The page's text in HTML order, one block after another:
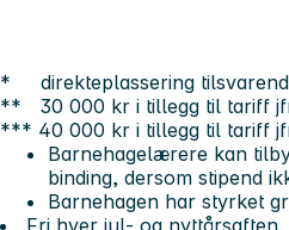
* direkteplassering
** 30 000 kr i tillegg til tariff
*** 40 000 kr i tillegg til tariff
Barnehagelærere kan
binding, dersom stipend
Barnehagen har styrket
Fri hver jul- og nyttårsaften,